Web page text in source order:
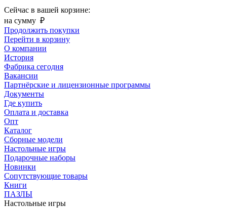
Сейчас в вашей корзине:
на сумму ₽
Продолжить покупки
Перейти в корзину
О компании
История
Фабрика сегодня
Вакансии
Партнёрские и лицензионные программы
Документы
Где купить
Оплата и доставка
Опт
Каталог
Сборные модели
Настольные игры
Подарочные наборы
Новинки
Сопутствующие товары
Книги
ПАЗЛЫ
Настольные игры